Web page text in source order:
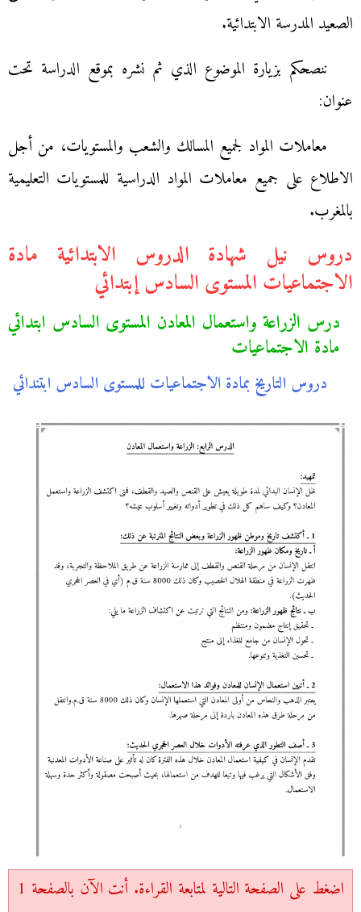
الصعيد المدرسة الابتدائية.
ننصحكم بزيارة الموضوع الذي ثم نشره بموقع الدراسة تحت
عنوان:
معاملات المواد لجميع المسالك والشعب والمستويات، من أجل
الاطلاع على جميع معاملات المواد الدراسية للمستويات التعليمية
بالمغرب.
دروس نيل شهادة الدروس الابتدائية مادة
الاجتماعيات المستوى السادس إبتدائي
درس الزراعة واستعمال المعادن المستوى السادس ابتدائي
مادة الاجتماعيات
دروس التاريخ بمادة الاجتماعيات للمستوى السادس ابتندائي
اضغط على الصفحة التالية لمتابعة القراءة. أنت الآن بالصفحة 1